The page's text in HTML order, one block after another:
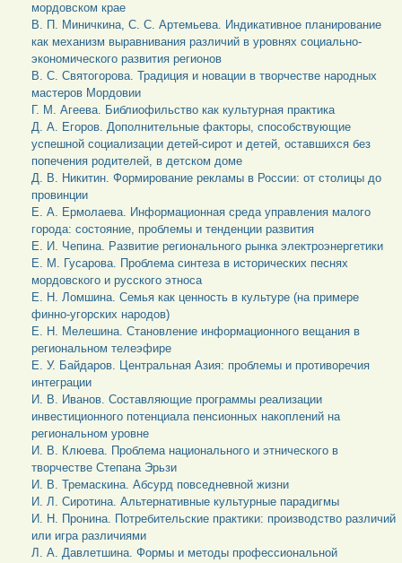
мордовском крае
В. П. Миничкина, С. С. Артемьева. Индикативное планирование
как механизм выравнивания различий в уровнях социально-
экономического развития регионов
В. С. Святогорова. Традиция и новации в творчестве народных
мастеров Мордовии
Г. М. Агеева. Библиофильство как культурная практика
Д. А. Егоров. Дополнительные факторы, способствующие
успешной социализации детей-сирот и детей, оставшихся без
попечения родителей, в детском доме
Д. В. Никитин. Формирование рекламы в России: от столицы до
провинции
Е. А. Ермолаева. Информационная среда управления малого
города: состояние, проблемы и тенденции развития
Е. И. Чепина. Развитие регионального рынка электроэнергетики
Е. М. Гусарова. Проблема синтеза в исторических песнях
мордовского и русского этноса
Е. Н. Ломшина. Семья как ценность в культуре (на примере
финно-угорских народов)
Е. Н. Мелешина. Становление информационного вещания в
региональном телеэфире
Е. У. Байдаров. Центральная Азия: проблемы и противоречия
интеграции
И. В. Иванов. Составляющие программы реализации
инвестиционного потенциала пенсионных накоплений на
региональном уровне
И. В. Клюева. Проблема национального и этнического в
творчестве Степана Эрьзи
И. В. Тремаскина. Абсурд повседневной жизни
И. Л. Сиротина. Альтернативные культурные парадигмы
И. Н. Пронина. Потребительские практики: производство различий
или игра различиями
Л. А. Давлетшина. Формы и методы профессиональной